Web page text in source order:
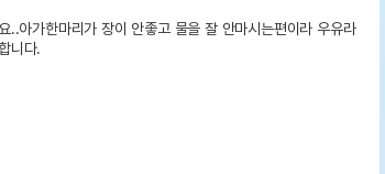
..아가한마리가 장이 안좋고 물을 잘 안마시는편이라 우유라
니다.